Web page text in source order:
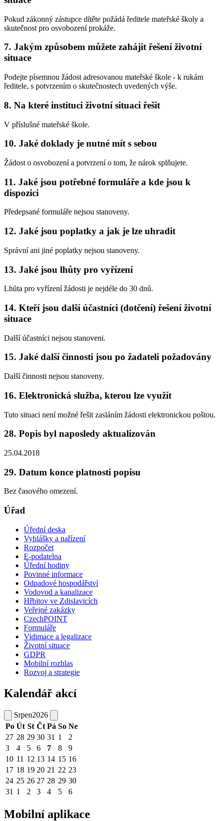
Pokud zákonný zástupce dítěte požádá ředitele mateřské školy a
skutečnost pro osvobození prokáže.
7. Jakým způsobem můžete zahájit řešení životní
situace
Podejte písemnou žádost adresovanou mateřské škole - k rukám
ředitele, s potvrzením o skutečnostech uvedených výše.
8. Na které instituci životní situaci řešit
V příslušné mateřské škole.
10. Jaké doklady je nutné mít s sebou
Žádost o osvobození a potvrzení o tom, že nárok splňujete.
11. Jaké jsou potřebné formuláře a kde jsou k
dispozici
Předepsané formuláře nejsou stanoveny.
12. Jaké jsou poplatky a jak je lze uhradit
Správní ani jiné poplatky nejsou stanoveny.
13. Jaké jsou lhůty pro vyřízení
Lhůta pro vyřízení žádosti je nejdéle do 30 dnů.
14. Kteří jsou další účastníci (dotčení) řešení životní
situace
Další účastníci nejsou stanoveni.
15. Jaké další činnosti jsou po žadateli požadovány
Další činnosti nejsou stanoveny.
16. Elektronická služba, kterou lze využít
Tuto situaci není možné řešit zasláním žádosti elektronickou poštou.
28. Popis byl naposledy aktualizován
25.04.2018
29. Datum konce platnosti popisu
Bez časového omezení.
Úřad
Úřední deska
Vyhlášky a nařízení
Rozpočet
E-podatelna
Úřední hodiny
Povinné informace
Odpadové hospodářství
Vodovod a kanalizace
Hřbitov ve Zdislavicích
Veřejné zakázky
CzechPOINT
Formuláře
Vidimace a legalizace
Životní situace
GDPR
Mobilní rozhlas
Rozvoj a strategie
Kalendář akcí
Srpen2026
Po Út St Čt Pá So Ne
27 28 29 30 31 1
2
3
4 5 6 7 8
9
10 11 12 13 14 15 16
17 18 19 20 21 22 23
24 25 26 27 28 29 30
31 1 2 3 4 5 6
Mobilní aplikace